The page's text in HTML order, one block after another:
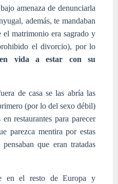
amenaza de denunciarla
además, te mandaban
el matrimonio era sagrado y
el divorcio), por lo
vida a estar con su
de casa se las abría las
(por lo del sexo débil)
restaurantes para parecer
parezca mentira por estas
que eran tratadas
en el resto de Europa y